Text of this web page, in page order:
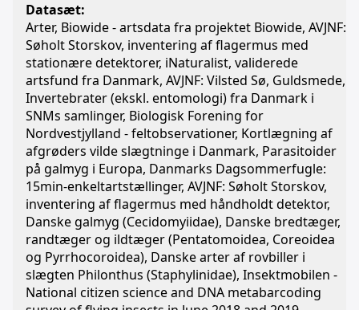
Datasæt:
Arter, Biowide - artsdata fra projektet Biowide, AVJNF:
Søholt Storskov, inventering af flagermus med
stationære detektorer, iNaturalist, validerede
artsfund fra Danmark, AVJNF: Vilsted Sø, Guldsmede,
Invertebrater (ekskl. entomologi) fra Danmark i
SNMs samlinger, Biologisk Forening for
Nordvestjylland - feltobservationer, Kortlægning af
afgrøders vilde slægtninge i Danmark, Parasitoider
på galmyg i Europa, Danmarks Dagsommerfugle:
15min-enkeltartstællinger, AVJNF: Søholt Storskov,
inventering af flagermus med håndholdt detektor,
Danske galmyg (Cecidomyiidae), Danske bredtæger,
randtæger og ildtæger (Pentatomoidea, Coreoidea
og Pyrrhocoroidea), Danske arter af rovbiller i
slægten Philonthus (Staphylinidae), Insektmobilen -
National citizen science and DNA metabarcoding